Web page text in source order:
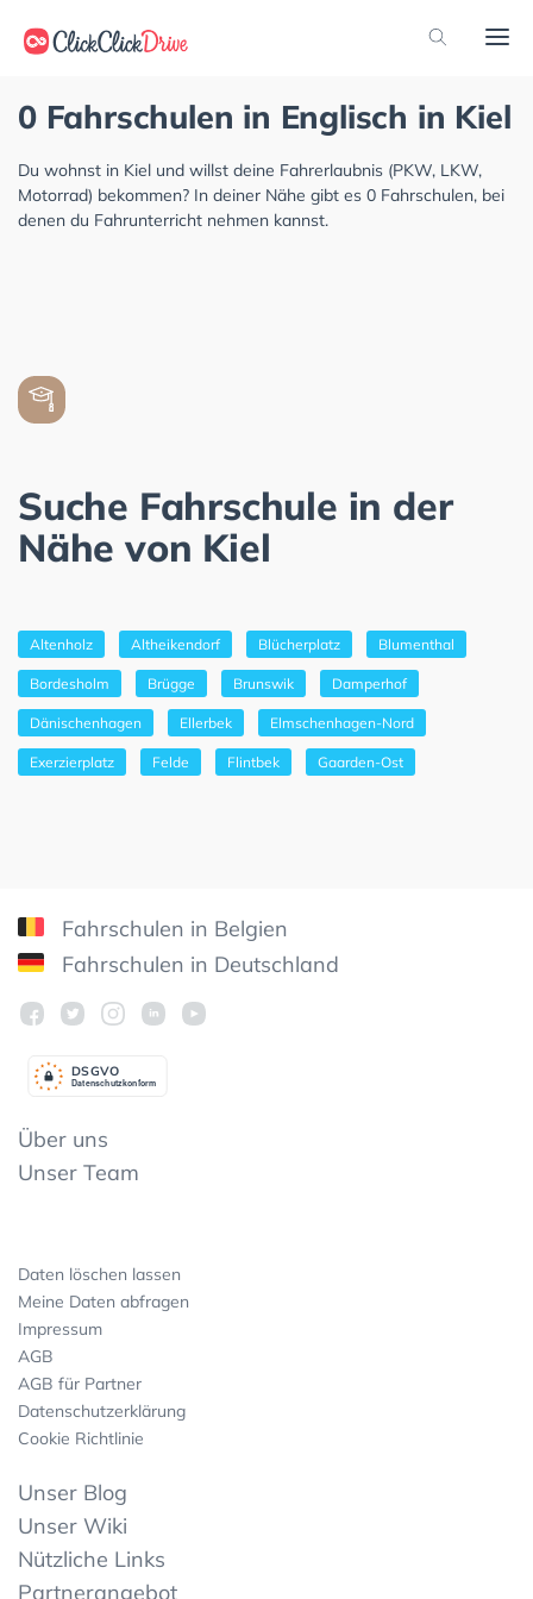
0 Fahrschulen in Englisch in Kiel
Du wohnst in Kiel und willst deine Fahrerlaubnis (PKW, LKW,
Motorrad) bekommen? In deiner Nähe gibt es 0 Fahrschulen, bei
denen du Fahrunterricht nehmen kannst.
Suche Fahrschule in der
Nähe von Kiel
Altenholz Altheikendorf Blücherplatz Blumenthal
Bordesholm Brügge Brunswik Damperhof
Dänischenhagen Ellerbek Elmschenhagen-Nord
Exerzierplatz Felde Flintbek Gaarden-Ost
Fahrschulen in Belgien
Fahrschulen in Deutschland
Datenschutzkonform
DSGVO
Über uns
Unser Team
Daten löschen lassen
Meine Daten abfragen
Impressum
AGB
AGB für Partner
Datenschutzerklärung
Cookie Richtlinie
Unser Blog
Unser Wiki
Nützliche Links
Partnerangebot